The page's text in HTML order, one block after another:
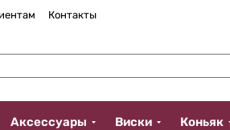
Контакты
Аксессуары Виски Коньяк